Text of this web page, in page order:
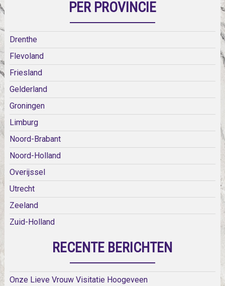
PER PROVINCIE
Drenthe
Flevoland
Friesland
Gelderland
Groningen
Limburg
Noord-Brabant
Noord-Holland
Overijssel
Utrecht
Zeeland
Zuid-Holland
RECENTE BERICHTEN
Onze Lieve Vrouw Visitatie Hoogeveen